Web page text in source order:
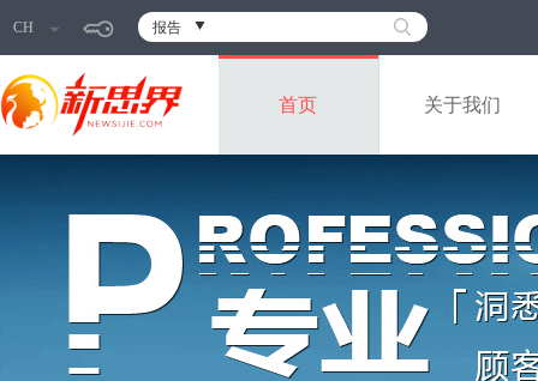
CH 报告
首页 关于我们